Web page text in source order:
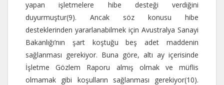
yapan işletmelere hibe desteği verdiğini
duyurmuştur(9). Ancak söz konusu hibe
desteklerinden yararlanabilmek için Avustralya Sanayi
Bakanlığı’nın şart koştuğu beş adet maddenin
sağlanması gerekiyor. Buna göre, altı ay içerisinde
İşletme Gözlem Raporu almış olmak ve müflis
olmamak gibi koşulların sağlanması gerekiyor(10).